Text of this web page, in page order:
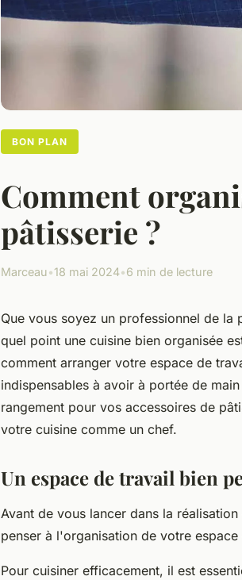
BON PLAN
Comment
pâtisserie ?
Marceau•18 mai 2024•6 min de lecture
Que vous soyez un professionnel de la
quel point une cuisine bien organisée
comment arranger votre espace de
indispensables à avoir à portée de
rangement pour vos accessoires de
votre cuisine comme un chef.
Un espace de travail bien
Avant de vous lancer dans la
penser à l'organisation de votre
Pour cuisiner efficacement, il est